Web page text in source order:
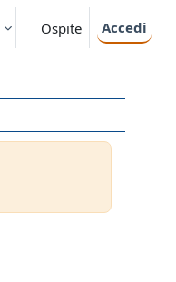
Ospite Accedi